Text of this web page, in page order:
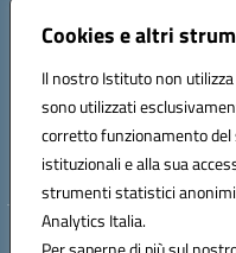
Cookies e altri
Il nostro Istituto non
sono utilizzati
corretto funzionamento
istituzionali e alla sua
strumenti statistici
Analytics Italia.
Indirizzo:Via Cadore 1, 60124
Posta elettronica certificata
Codice fiscale: 93084410427
Codice meccanografico:
Hosting &